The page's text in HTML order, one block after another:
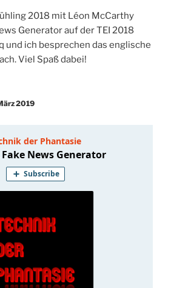
2018 mit Léon McCarthy
Generator auf der TEI 2018
und ich besprechen das englische
Viel Spaß dabei!
2019